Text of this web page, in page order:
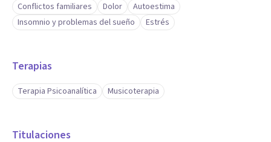
Conflictos familiares
Dolor
Autoestima
Insomnio y problemas del sueño
Estrés
Terapias
Terapia Psicoanalítica Musicoterapia
Titulaciones